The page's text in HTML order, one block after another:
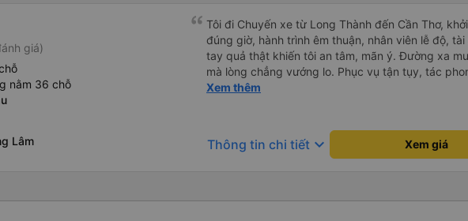
giá)
nằm 36 chỗ
Lâm
Tôi đi Chuyến xe từ Long Thành đến Cần Thơ,
đúng giờ, hành trình êm thuận, nhân viên lễ độ,
tay quả thật khiến tôi an tâm, mãn ý. Đường xa muôn dặm
mà lòng chẳng vướng lo. Phục vụ tận tụy, tác
cẩn, hiếm thấy giữa thời buổi kim tiền vội vã. Xã
Xem thêm
Thông tin chi tiết keyboard_arrow_down Xem giá